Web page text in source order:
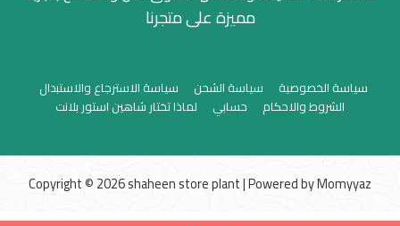
مميزة على متجرنا
سياسة الخصوصية سياسة الشحن
سياسة الاسترجاع والاستبدال
الشروط والاحكام
حسابي لماذا تختار شاهين استور بلانت
Copyright © 2026 shaheen store plant | Powered byMomyyaz